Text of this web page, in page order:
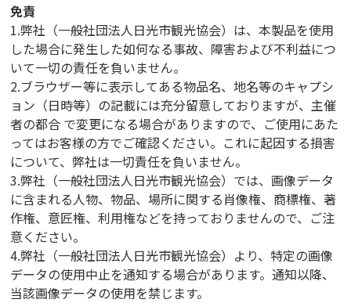
免責
1.弊社（一般社団法人日光市観光協会）は、本製品を使用
した場合に発生した如何なる事故、障害および不利益につ
いて一切の責任を負いません。
2.ブラウザー等に表示してある物品名、地名等のキャプシ
ョン（日時等）の記載には充分留意しておりますが、主催
者の都合 で変更になる場合がありますので、ご使用にあた
ってはお客様の方でご確認ください。これに起因する損害
について、弊社は一切責任を負いません。
3.弊社（一般社団法人日光市観光協会）では、画像データ
に含まれる人物、物品、場所に関する肖像権、商標権、著
作権、意匠権、利用権などを持っておりませんので、ご注
意ください。
4.弊社（一般社団法人日光市観光協会）より、特定の画像
データの使用中止を通知する場合があります。通知以降、
当該画像データの使用を禁じます。